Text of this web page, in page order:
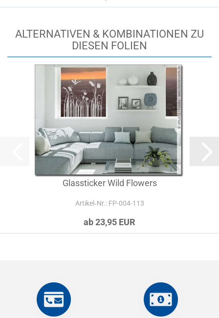
ALTERNATIVEN & KOMBINATIONEN ZU
DIESEN FOLIEN
Glassticker Wild Flowers
Artikel‑Nr.: FP-004-113
ab 23,95 EUR